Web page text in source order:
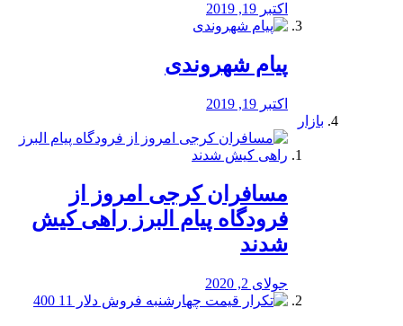
اکتبر 19, 2019
پیام شهروندی
اکتبر 19, 2019
بازار
مسافران کرجی امروز از
فرودگاه پیام البرز راهی کیش
شدند
جولای 2, 2020